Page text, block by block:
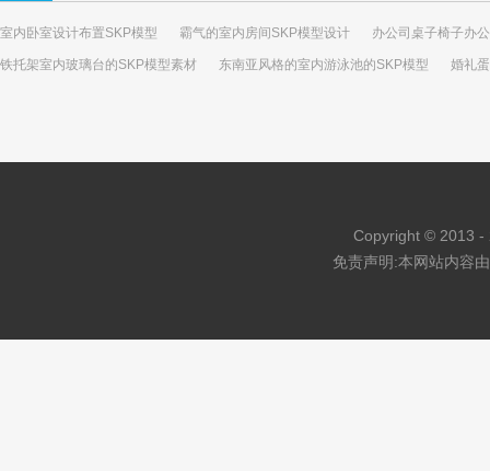
室内卧室设计布置SKP模型 霸气的室内房间SKP模型设计 办公司桌子椅子办
铁托架室内玻璃台的SKP模型素材 东南亚风格的室内游泳池的SKP模型 婚礼
Copyright © 2013 -
免责声明:本网站内容